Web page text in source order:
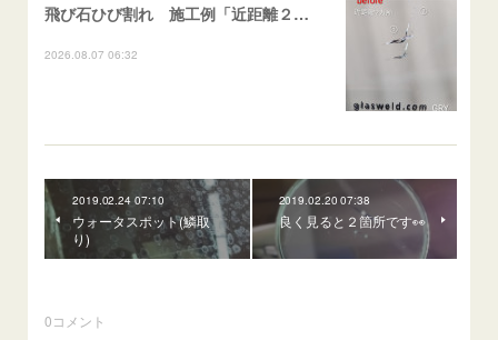
飛び石ひび割れ 施工例「近距離２箇所・パーシャル系+ストレート系」CX-8
2026.08.07 06:32
2019.02.24 07:10
ウォータスポット(鱗取
り)
2019.02.20 07:38
良く見ると２箇所です👀
0コメント